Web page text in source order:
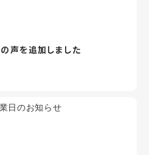
声を追加しました